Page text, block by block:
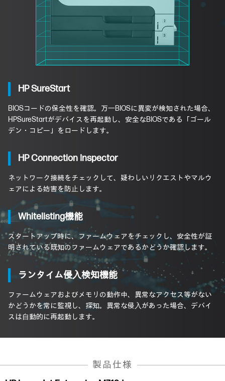
HP SureStart
BIOSコードの保全性を確認。万⼀BIOSに異変が検知された場合、
HPSureStartがデバイスを再起動し、安全なBIOSである「ゴール
デン・コピー」をロードします。
HP Connection Inspector
ネットワーク接続をチェックして、疑わしいリクエストやマルウ
ェアによる妨害を防⽌します。
Whitelisting機能
スタートアップ時に、ファームウェアをチェックし、安全性が証
明されている既知のファームウェアであるかどうか確認します。
ランタイム侵⼊検知機能
ファームウェアおよびメモリの動作中、異常なアクセス等がない
かどうかを常に監視し、探知。異常な侵⼊があった場合、デバイ
スは⾃動的に再起動します。
製品仕様